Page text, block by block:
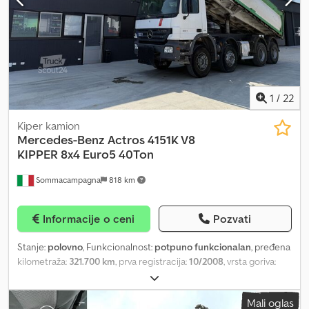
1 / 22
Sommacampagna 818 km
Kiper kamion
Mercedes-Benz Actros 4151K V8
KIPPER 8x4 Euro5 40Ton
Informacije o ceni Pozvati
Stanje: polovno, Funkcionalnost: potpuno funkcionalan, pređena
kilometraža: 321.700 km, prva registracija:10/2008, vrsta goriva:
16.200 kg
kg, ukupna težina:40.000 kg, dimenzija gume:13R22.5, stanje
pneumatika:40 procenat , konfiguracija osovina: Mali oglas